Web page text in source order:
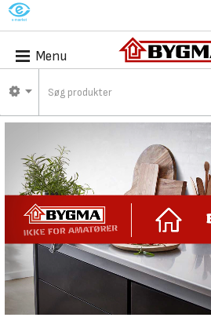
M
Menu